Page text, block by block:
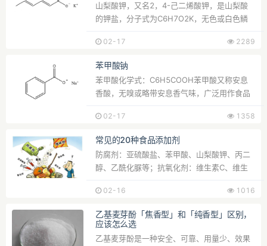
山梨酸钾，又名2，4-己二烯酸钾，是山梨酸
的钾盐，分子式为C6H7O2K，无色或白色鳞
02-17 2289
苯甲酸钠
苯甲酸化学式：C6H5COOH苯甲酸又称安息
香酸，无嗅或略带安息香气味，广泛用作食品
02-17 1358
常见的20种食品添加剂
防腐剂：亚硫酸盐、苯甲酸、山梨酸钾、丙二
醇、乙酰化脲等；抗氧化剂：维生素C、维生
02-16 1016
乙基麦芽酚「焦香型」和「纯香型」区别，
应该怎么选
乙基麦芽酚是一种安全、可靠、用量少、效果